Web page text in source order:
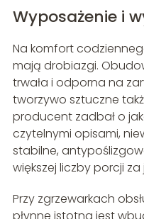
Wyposażenie i
Na komfort
mają drobiazgi.
trwała i odporna na
tworzywo sztuczne
producent zadbał o
czytelnymi opisami,
stabilne,
większej liczby porcji
Przy zgrzewarkach
płynne istotna jest